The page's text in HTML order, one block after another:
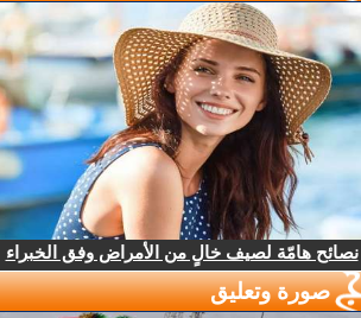
نصائح هامّة لصيف خالٍ من الأمراض وفق الخبراء
صورة وتعليق